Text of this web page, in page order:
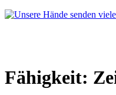
Fähigkeit: